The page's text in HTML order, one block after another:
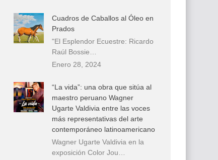
Cuadros de Caballos al Óleo en
Prados
"El Esplendor Ecuestre: Ricardo
Raúl Bossie…
Enero 28, 2024
“La vida”: una obra que sitúa al
maestro peruano Wagner
Ugarte Valdivia entre las voces
más representativas del arte
contemporáneo latinoamericano
Wagner Ugarte Valdivia en la
exposición Color Jou…